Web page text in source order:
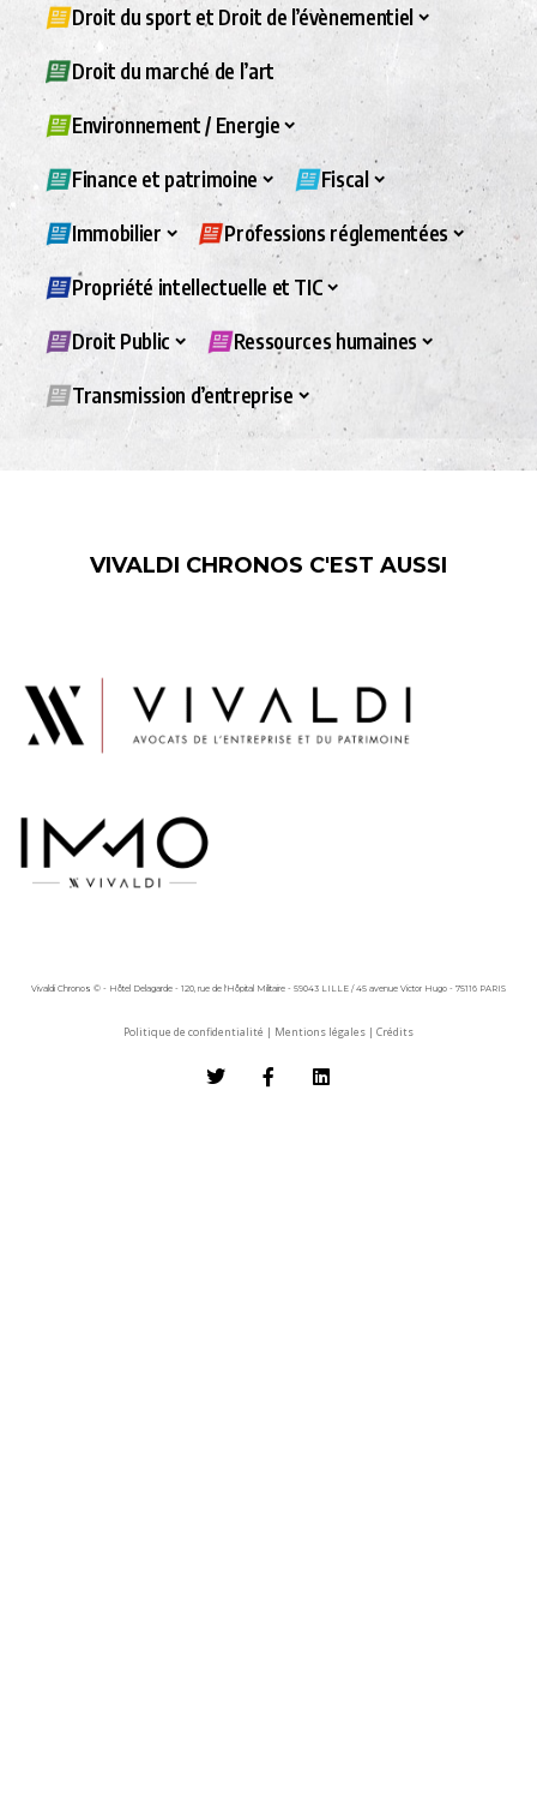
Droit du sport et Droit de l’évènementiel
Droit du marché de l’art
Environnement / Energie
Finance et patrimoine Fiscal
Immobilier Professions réglementées
Propriété intellectuelle et TIC
Droit Public Ressources humaines
Transmission d’entreprise
VIVALDI CHRONOS C'EST AUSSI
Vivaldi Chronos © - Hôtel Delagarde - 120, rue de l'Hôpital Militaire - 59043 LILLE / 45 avenue Victor Hugo - 75116 PARIS
Politique de confidentialité | Mentions légales | Crédits